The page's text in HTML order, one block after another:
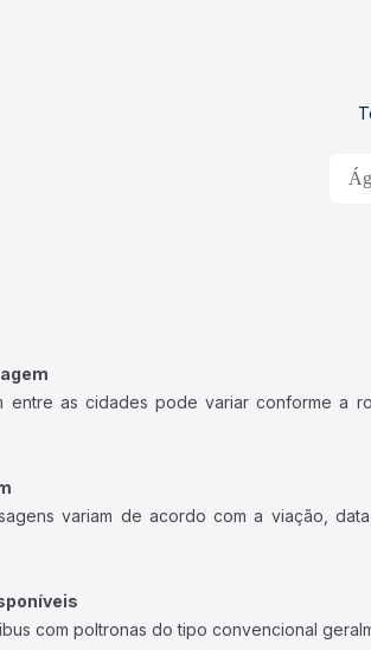
entre as cidades pode variar conforme a
variam de acordo com a viação,
com poltronas do tipo convencional